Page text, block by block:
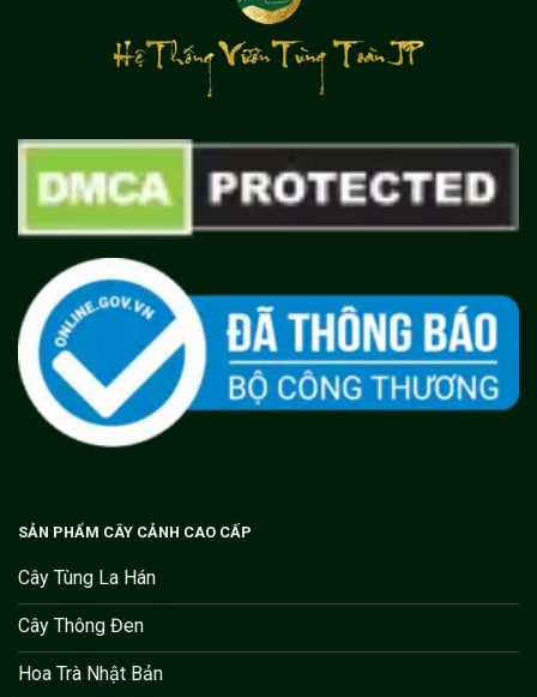
SẢN PHẨM CÂY CẢNH CAO CẤP
Cây Tùng La Hán
Cây Thông Đen
Hoa Trà Nhật Bản